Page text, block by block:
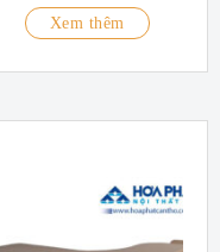
Xem thêm